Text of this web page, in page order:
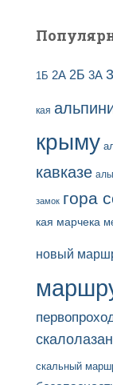
1Б 2А 2Б 3А
кая
крыму
кавказе
замок гора
кая марчека
новый
скальный